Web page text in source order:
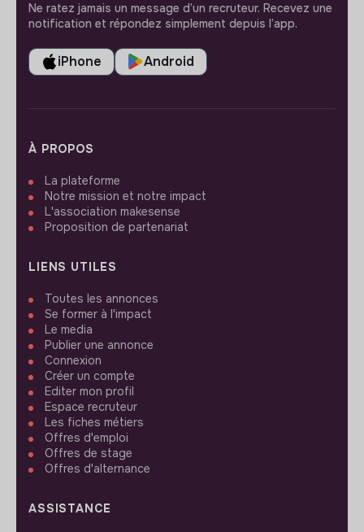
Ne ratez jamais un message d’un recruteur. Recevez une
notification et répondez simplement depuis l’app.
iPhone Android
À PROPOS
La plateforme
Notre mission et notre impact
L'association makesense
Proposition de partenariat
LIENS UTILES
Toutes les annonces
Se former à l'impact
Le media
Publier une annonce
Connexion
Créer un compte
Editer mon profil
Espace recruteur
Les fiches métiers
Offres d'emploi
Offres de stage
Offres d'alternance
ASSISTANCE